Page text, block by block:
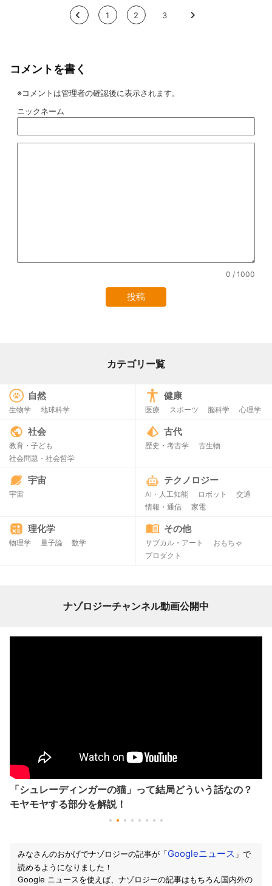
< 1 2 3 >
コメントを書く
※コメントは管理者の確認後に表示されます。
ニックネーム
0 / 1000
カテゴリー覧
自然
生物学 地球科学
健康
医療 スポーツ 脳科学 心理学
社会
教育・子ども
社会問題・社会哲学
古代
歴史・考古学 古生物
宇宙
宇宙
テクノロジー
AI・人工知能 ロボット
交通
情報・通信
家電
理化学
物理学 量子論 数学
その他
サブカル・アート
おもちゃ
プロダクト
ナゾロジーチャンネル動画公開中
「シュレーディンガーの猫」って結局どういう話なの？
モヤモヤする部分を解説！
みなさんのおかげでナゾロジーの記事が「Googleニュース 」で
読めるようになりました！
Google ニュースを使えば、ナゾロジーの記事はもちろん国内外の